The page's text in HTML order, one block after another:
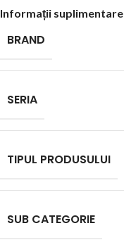
Informații suplimentare
BRAND
SERIA
TIPUL PRODUSULUI
SUB CATEGORIE